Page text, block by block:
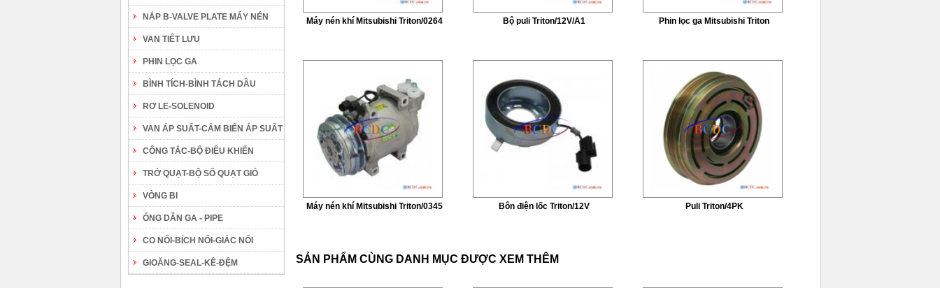
NẮP B-VALVE PLATE MÁY NÉN
VAN TIẾT LƯU
PHIN LỌC GA
BÌNH TÍCH-BÌNH TÁCH DẦU
RƠ LE-SOLENOID
VAN ÁP SUẤT-CẢM BIẾN ÁP SUẤT
CÔNG TẮC-BỘ ĐIỀU KHIỂN
TRỞ QUẠT-BỘ SỐ QUẠT GIÓ
VÒNG BI
ỐNG DẪN GA - PIPE
CO NỐI-BÍCH NỐI-GIẮC NỐI
GIOĂNG-SEAL-KÊ-ĐỆM
Máy nén khí Mitsubishi Triton/0264 Bộ puli Triton/12V/A1 Phin lọc ga Mitsubishi Triton
Máy nén khí Mitsubishi Triton/0345 Bôn điện lốc Triton/12V Puli Triton/4PK
SẢN PHẨM CÙNG DANH MỤC ĐƯỢC XEM THÊM